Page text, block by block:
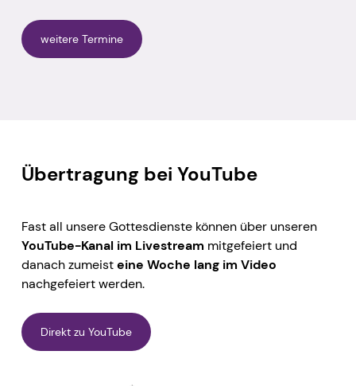
weitere Termine
Übertragung bei YouTube
Fast all unsere Gottesdienste können über unseren
YouTube-Kanal im Livestream mitgefeiert und
danach zumeisteine Woche lang im Video
nachgefeiert werden.
Direkt zu YouTube